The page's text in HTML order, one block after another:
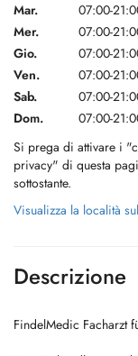
Mar.
07:00-
Mer.
07:00-
Gio.
07:00-
Ven.
07:00-
Sab.
07:00-
Dom.
07:00-
Si prega di attivare i
privacy" di questa
sottostante.
Visualizza la località
Descrizione
FindelMedic Facharzt